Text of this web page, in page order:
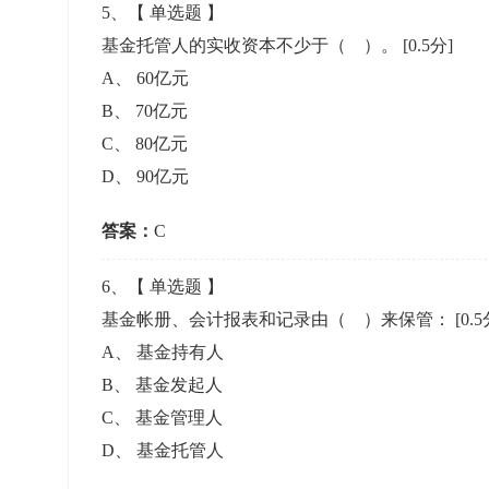
5 、【 单选题 】
基金托管人的实收资本不少于（ ）。 [0.5分]
A
60亿元
B
70亿元
C
80亿元
D
90亿元
答案： C
6 、【 单选题 】
基金帐册、会计报表和记录由（ ）来保管： [0.5
A
基金持有人
B
基金发起人
C
基金管理人
D
基金托管人